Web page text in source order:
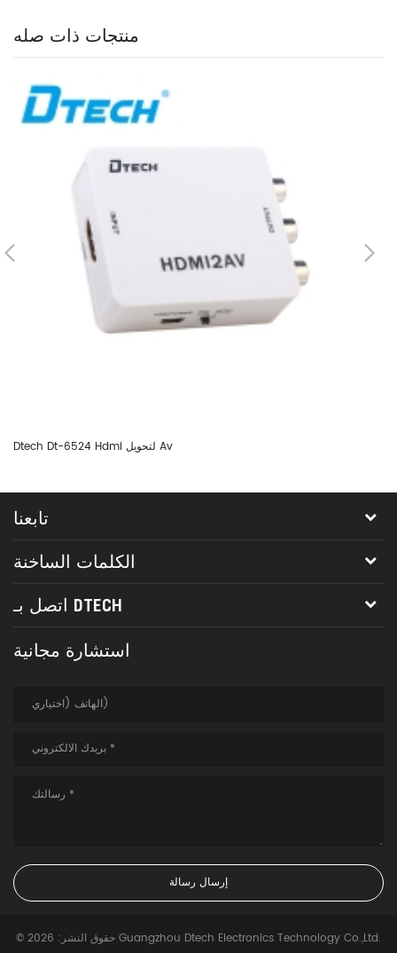
منتجات ذات صله
Dtech Dt-6524 Hdmi لتحويل Av
تابعنا
الكلمات الساخنة
اتصل بـ DTECH
استشارة مجانية
© حقوق النشر: 2026 Guangzhou Dtech Electronics Technology Co.,Ltd.